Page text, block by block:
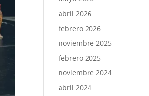
abril 2026
febrero 2026
noviembre 2025
febrero 2025
noviembre 2024
abril 2024